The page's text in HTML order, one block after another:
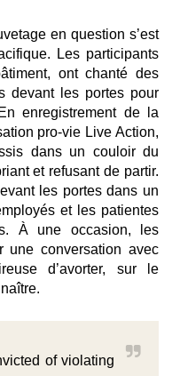
en question s’est
Les participants
ont chanté des
devant les portes pour
enregistrement de la
pro-vie Live Action,
dans un couloir du
et refusant de partir.
les portes dans un
et les patientes
À une occasion, les
une conversation avec
d’avorter, sur le
of violating